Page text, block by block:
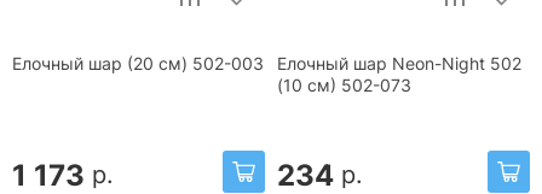
Елочный шар (20 см) 502-003
1 173 р.
Елочный шар Neon-Night 502
(10 см) 502-073
234 р.